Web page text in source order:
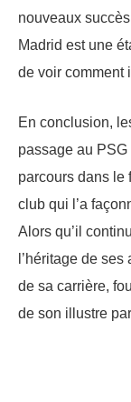
nouveaux
Madrid est une
de voir comment
En conclusion,
passage au
parcours dans le
club qui l’a
Alors qu’il
l’héritage de
de sa carrière,
de son illustre